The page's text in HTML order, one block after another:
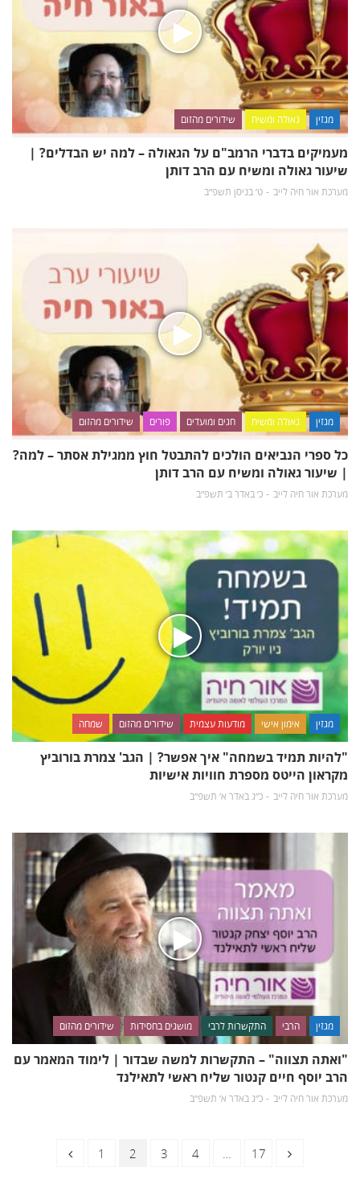
מגזין גאולה ומשיח שידורים מהזום
מעמיקים בדברי הרמב"ם על הגאולה – למה יש הבדלים? |
שיעור גאולה ומשיח עם הרב דותן
מערכת אור חיה לייב ט׳ בניסן תשפ״ב
מגזין גאולה ומשיח חגים ומועדים פורים שידורים מהזום
כל ספרי הנביאים הולכים להתבטל חוץ ממגילת אסתר – למה?
| שיעור גאולה ומשיח עם הרב דותן
מערכת אור חיה לייב כ׳ באדר ב׳ תשפ״ב
מגזין אימון אישי מודעות עצמית שידורים מהזום שמחה
"להיות תמיד בשמחה" איך אפשר? | הגב' צמרת בורוביץ
מקראון הייטס מספרת חוויות אישיות
מערכת אור חיה לייב כ״ג באדר א׳ תשפ״ב
מגזין הרבי התקשרות לרבי מושגים בחסידות שידורים מהזום
"ואתה תצווה" – התקשרות למשה שבדור | לימוד המאמר עם
הרב יוסף חיים קנטור שליח ראשי לתאילנד
מערכת אור חיה לייב כ״ג באדר א׳ תשפ״ב
דף1 דף
2 דף
3 דף
4 … דף
17